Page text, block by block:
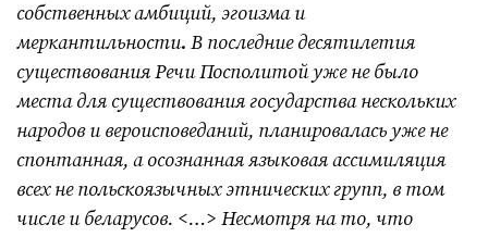
собственных амбиций, эгоизма и
меркантильности. В последние десятилетия
существования Речи Посполитой уже не было
места для существования государства нескольких
народов и вероисповеданий, планировалась уже не
спонтанная, а осознанная языковая ассимиляция
всех не польскоязычных этнических групп, в том
числе и беларусов. <…> Несмотря на то, что